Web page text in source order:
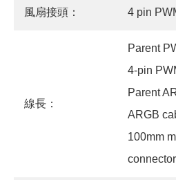
風扇接頭： 4 pin
線長：
Parent
4-pin
Parent
ARGB
100mm